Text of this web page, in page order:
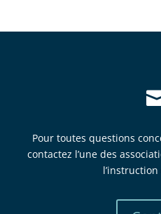
Pour toutes questions
contactez l’une des